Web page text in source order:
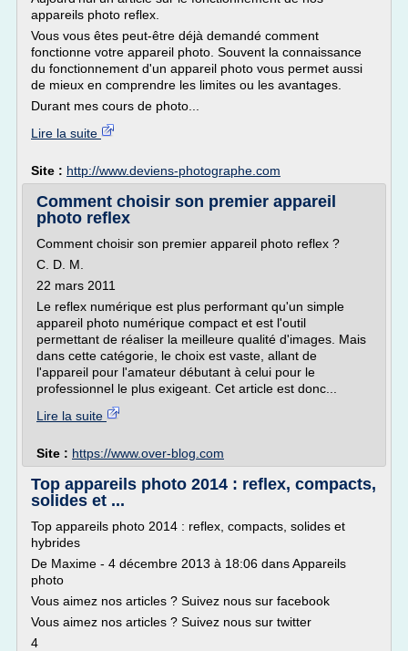
appareils photo reflex.
Vous vous êtes peut-être déjà demandé comment
fonctionne votre appareil photo. Souvent la connaissance
du fonctionnement d'un appareil photo vous permet aussi
de mieux en comprendre les limites ou les avantages.
Durant mes cours de photo...
Lire la suite
Site : http://www.deviens-photographe.com
Comment choisir son premier appareil
photo reflex
Comment choisir son premier appareil photo reflex ?
C. D. M.
22 mars 2011
Le reflex numérique est plus performant qu'un simple
appareil photo numérique compact et est l'outil
permettant de réaliser la meilleure qualité d'images. Mais
dans cette catégorie, le choix est vaste, allant de
l'appareil pour l'amateur débutant à celui pour le
professionnel le plus exigeant. Cet article est donc...
Lire la suite
Site : https://www.over-blog.com
Top appareils photo 2014 : reflex, compacts,
solides et ...
Top appareils photo 2014 : reflex, compacts, solides et
hybrides
De Maxime - 4 décembre 2013 à 18:06 dans Appareils
photo
Vous aimez nos articles ? Suivez nous sur facebook
Vous aimez nos articles ? Suivez nous sur twitter
4